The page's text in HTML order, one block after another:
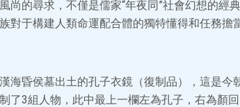
尚的尋求，不僅是儒家“年夜同”社會幻想的經
對于構建人類命運配合體的獨特懂得和任務擔當
海昏侯墓出土的孔子衣鏡（復制品），這是今
了3組人物，此中最上一欄左為孔子，右為顏